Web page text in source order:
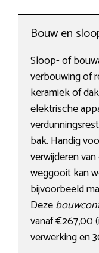
Bouw en
Sloop- of
verbouwing of
keramiek of
elektrische
bak. Handig
verwijderen
weggooit kan
bijvoorbeeld
Deze
vanaf €267,00
verwerking en